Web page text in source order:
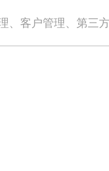
的部分内容，包括但不限于文
、客户管理、第三